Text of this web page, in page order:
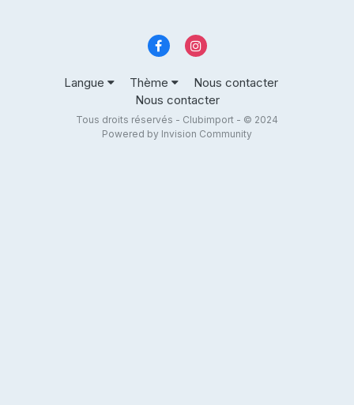
Langue Thème
Nous contacter
Nous contacter
Tous droits réservés - Clubimport - © 2024
Powered by Invision Community